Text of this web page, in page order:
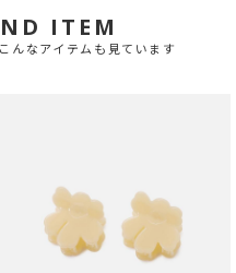
ITEM
んなアイテムも見ています